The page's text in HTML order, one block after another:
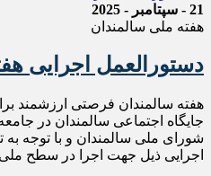
21 - سپتامبر - 2025
هفته ملی سالمندان
دستورالعمل اجرایی هفته
هفته سالمندان فرصتی ارزشمند
جایگاه اجتماعی سالمندان در
شورای ملی سالمندان و با توجه به
اجرایی ذیل جهت اجرا در سطح